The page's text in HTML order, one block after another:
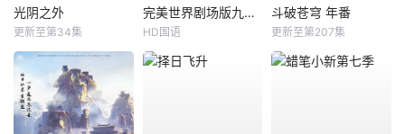
光阴之外
更新至第34集
完美世界剧场版九劫焚天
HD国语
斗破苍穹 年番
更新至第207集